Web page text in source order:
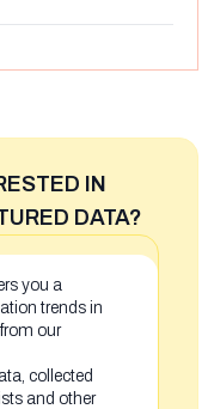
IN
DATA?
you a
trends in
our
collected
and other